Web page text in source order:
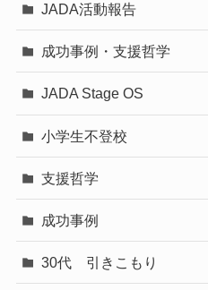
JADA活動報告
成功事例・支援哲学
JADA Stage OS
小学生不登校
支援哲学
成功事例
30代 引きこもり